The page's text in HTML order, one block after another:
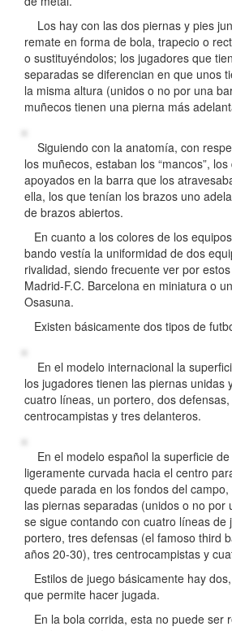
Los hay con las dos piernas y pies
remate en forma de bola, trapecio o
o sustituyéndolos; los jugadores que
separadas se diferencian en que unos
la misma altura (unidos o no por una
muñecos tienen una pierna más
Siguiendo con la anatomía, con
los muñecos, estaban los “mancos”,
apoyados en la barra que los
ella, los que tenían los brazos uno
de brazos abiertos.
En cuanto a los colores de los
bando vestía la uniformidad de dos
rivalidad, siendo frecuente ver por
Madrid-F.C. Barcelona en miniatura o
Osasuna.
Existen básicamente dos tipos de
En el modelo internacional la
los jugadores tienen las piernas unidas
cuatro líneas, un portero, dos defensas,
centrocampistas y tres delanteros.
En el modelo español la superficie
ligeramente curvada hacia el centro
quede parada en los fondos del
las piernas separadas (unidos o no por
se sigue contando con cuatro líneas de
portero, tres defensas (el famoso third
años 20-30), tres centrocampistas y
Estilos de juego básicamente hay
que permite hacer jugada.
En la bola corrida, esta no puede ser